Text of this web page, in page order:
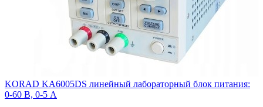
KORAD KA6005DS линейный лабораторный блок питания:
0-60 В, 0-5 А